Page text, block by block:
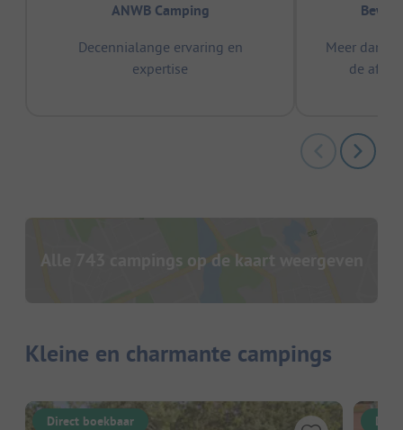
ANWB Camping
Decennialange ervaring en
expertise
Meer dan
de
Alle 743 campings op de kaart weergeven
Kleine en charmante campings
Direct boekbaar